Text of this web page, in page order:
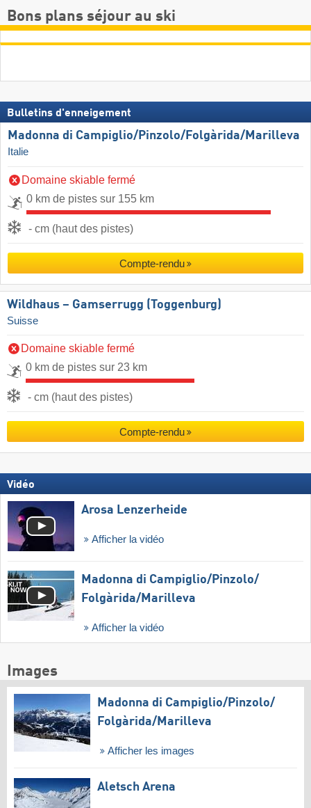
Bons plans séjour au ski
Bulletins d'enneigement
Madonna di Campiglio/​Pinzolo/​Folgàrida/​Marilleva
Italie
Domaine skiable fermé
0 km de pistes sur 155 km
- cm (haut des pistes)
Compte-rendu
Wildhaus – Gamserrugg (Toggenburg)
Suisse
Domaine skiable fermé
0 km de pistes sur 23 km
- cm (haut des pistes)
Compte-rendu
Vidéo
Arosa Lenzerheide
Afficher la vidéo
Madonna di Campiglio/​Pinzolo/​
Folgàrida/​Marilleva
Afficher la vidéo
Images
Madonna di Campiglio/​Pinzolo/​
Folgàrida/​Marilleva
Afficher les images
Aletsch Arena